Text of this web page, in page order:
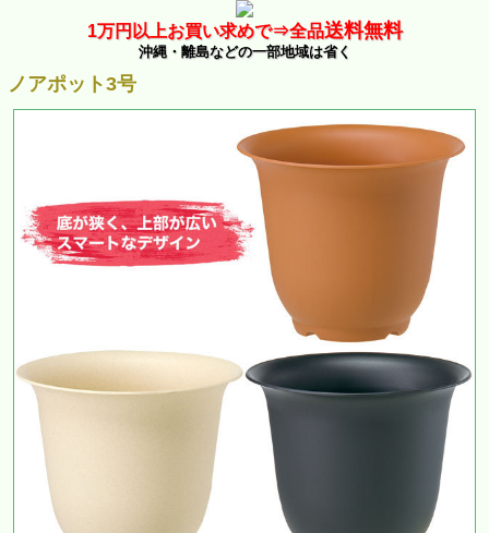
1万円以上お買い求めで⇒全品送料無料
沖縄・離島などの一部地域は省く
ノアポット3号